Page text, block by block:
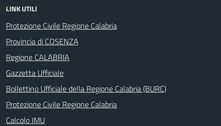
LINK UTILI
Protezione Civile Regione Calabria
Provincia di COSENZA
Regione CALABRIA
Gazzetta Ufficiale
Bollettino Ufficiale della Regione Calabria (BURC)
Protezione Civile Regione Calabria
Calcolo IMU